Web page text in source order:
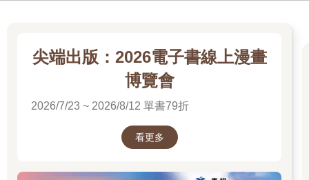
「道別啊。他來到這裡的時間明明不長，不知為何卻很融入中庭
這個環境呢。」
「從牢裡回來後，晚上他也睡在中庭裡。」
三天前，瑪德蓮突然不見人影，害觀風慌成一團。觀風在屋內遍
尋不著，心想他該不會跑去中庭了吧，於是到那裡一看……發現
他半個人埋在小小的蓬鬆白毛裡睡覺，發出平順的呼吸聲。
近，輕聲細語地詢問，那雙漂亮的眼睛便睜開一半，喃喃地喚
尖端出版：2026電子書線上漫畫
博覽會
2026/7/23 ~ 2026/8/12 單書79折
看更多